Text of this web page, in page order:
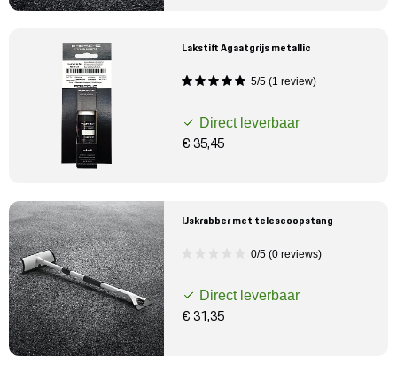
Lakstift Agaatgrijs metallic
5/5 (1 review)
Direct leverbaar
€ 35,45
IJskrabber met telescoopstang
0/5 (0 reviews)
Direct leverbaar
€ 31,35